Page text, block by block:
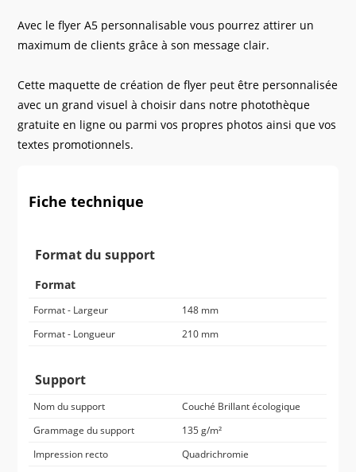
50 000 ex.649,90 €
55 000 ex.709,90 €
60 000 ex.769,90 €
Avec le flyer A5 personnalisable vous pourrez attirer un
maximum de clients grâce à son message clair.
Cette maquette de création de flyer peut être personnalisée
avec un grand visuel à choisir dans notre photothèque
gratuite en ligne ou parmi vos propres photos ainsi que vos
textes promotionnels.
Fiche technique
Format du support
Format
Format - Largeur
148 mm
Format - Longueur
210 mm
Support
Nom du support
Couché Brillant écologique
Grammage du support
135 g/m²
Impression recto
Quadrichromie